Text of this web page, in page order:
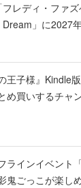
フレディ・ファ
Dream」に2027
王子様』Kindle
め買いするチャ
ラインイベン
鬼ごっこが楽し